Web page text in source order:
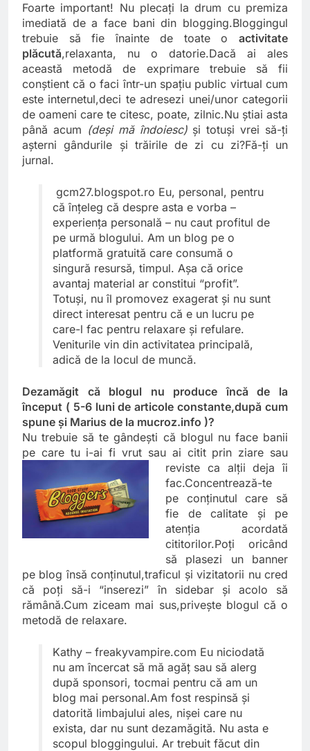
Foarte important! Nu plecaţi la drum cu premiza
imediată de a face bani din blogging.Bloggingul
trebuie să fie înainte de toate o activitate
plăcută,relaxanta, nu o datorie.Dacă ai ales
această metodă de exprimare trebuie să fii
conştient că o faci într-un spaţiu public virtual cum
este internetul,deci te adresezi unei/unor categorii
de oameni care te citesc, poate, zilnic.Nu ştiai asta
până acum (deşi mă îndoiesc)şi totuşi vrei să-ţi
aşterni gândurile şi trăirile de zi cu zi?Fă-ţi un
jurnal.
gcm27.blogspot.ro Eu, personal, pentru
că înţeleg că despre asta e vorba –
experienţa personală – nu caut profitul de
pe urmă blogului. Am un blog pe o
platformă gratuită care consumă o
singură resursă, timpul. Aşa că orice
avantaj material ar constitui “profit”.
Totuşi, nu îl promovez exagerat şi nu sunt
direct interesat pentru că e un lucru pe
care-l fac pentru relaxare şi refulare.
Veniturile vin din activitatea principală,
adică de la locul de muncă.
Dezamăgit că blogul nu produce încă de la
început ( 5-6 luni de articole constante,după cum
spune şi Marius de la mucroz.info )?
Nu trebuie să te gândeşti că blogul nu face banii
pe care tu i-ai fi vrut sau ai citit prin ziare sau
reviste ca alţii deja îi
fac.Concentrează-te
pe conţinutul care să
fie de calitate şi pe
atenţia acordată
cititorilor.Poţi oricând
să plasezi un banner
pe blog însă conţinutul,traficul şi vizitatorii nu cred
că poţi să-i “inserezi” în sidebar şi acolo să
rămână.Cum ziceam mai sus,priveşte blogul că o
metodă de relaxare.
Kathy – freakyvampire.com Eu niciodată
nu am încercat să mă agăţ sau să alerg
după sponsori, tocmai pentru că am un
blog mai personal.Am fost respinsă şi
datorită limbajului ales, nişei care nu
exista, dar nu sunt dezamăgită. Nu asta e
scopul bloggingului. Ar trebuit făcut din